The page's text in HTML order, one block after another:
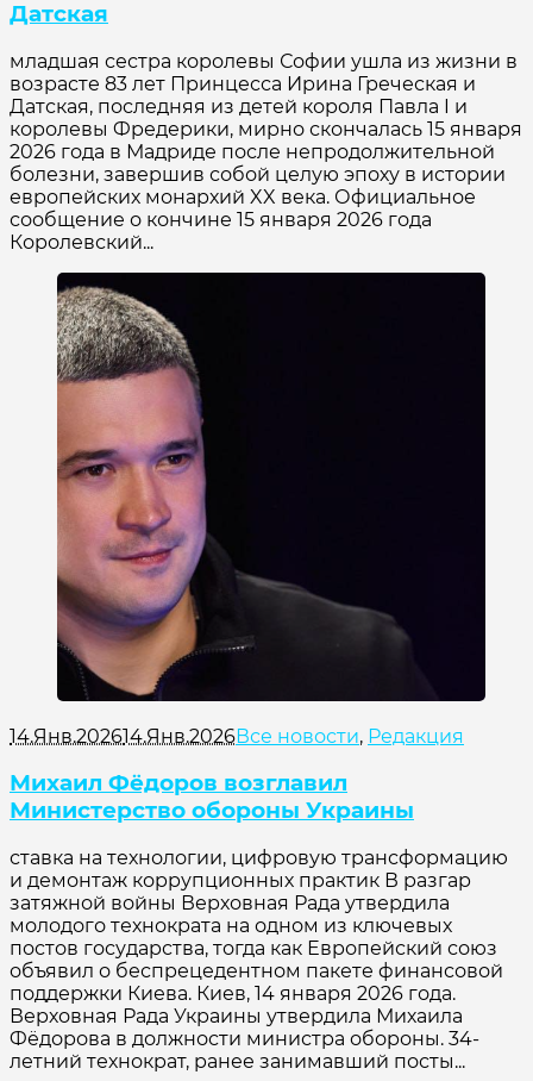
Датская
младшая сестра королевы Софии ушла из жизни в
возрасте 83 лет Принцесса Ирина Греческая и
Датская, последняя из детей короля Павла I и
королевы Фредерики, мирно скончалась 15 января
2026 года в Мадриде после непродолжительной
болезни, завершив собой целую эпоху в истории
европейских монархий XX века. Официальное
сообщение о кончине 15 января 2026 года
Королевский...
14.Янв.202614.Янв.2026Все новости, Редакция
Михаил Фёдоров возглавил
Министерство обороны Украины
ставка на технологии, цифровую трансформацию
и демонтаж коррупционных практик В разгар
затяжной войны Верховная Рада утвердила
молодого технократа на одном из ключевых
постов государства, тогда как Европейский союз
объявил о беспрецедентном пакете финансовой
поддержки Киева. Киев, 14 января 2026 года.
Верховная Рада Украины утвердила Михаила
Фёдорова в должности министра обороны. 34-
летний технократ, ранее занимавший посты...